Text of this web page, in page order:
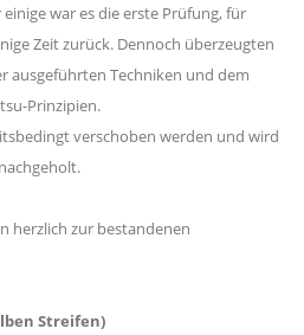
war es die erste Prüfung, für
Zeit zurück. Dennoch überzeugten
ausgeführten Techniken und dem
Prinzipien.
verschoben werden und wird
herzlich zur bestandenen
Streifen)